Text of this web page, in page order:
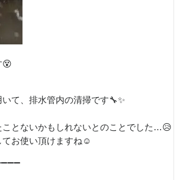
😵
て、排水管内の清掃です🔧✨
ことないかもしれないとのことでした…😥
てお使い頂けますね☺️